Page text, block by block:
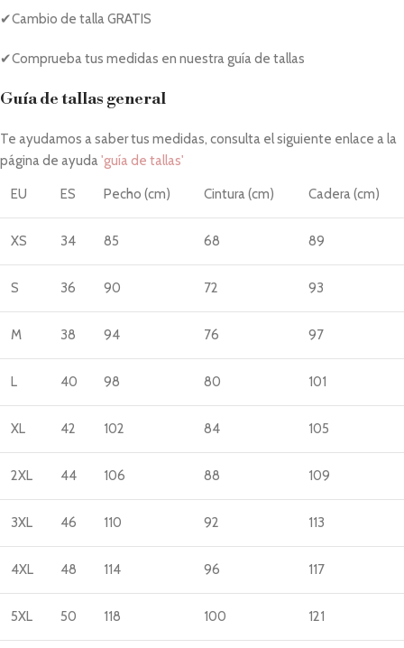
✔Cambio de talla GRATIS
✔Comprueba tus medidas en nuestra guía de tallas
Guía de tallas general
Te ayudamos a saber tus medidas, consulta el siguiente enlace a la
página de ayuda'guía de tallas'
EU ES Pecho (cm) Cintura (cm) Cadera (cm)
XS 34 85 68 89
S 36 90 72 93
M 38 94 76 97
L 40 98 80 101
XL 42 102 84 105
2XL 44 106 88 109
3XL 46 110 92 113
4XL 48 114 96 117
5XL 50 118 100 121